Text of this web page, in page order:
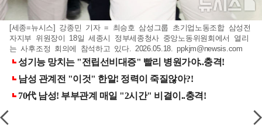
[세종=뉴시스] 강종민 기자 = 최승호 삼성그룹 초기업노동조합 삼성전
자지부 위원장이 18일 세종시 정부세종청사 중앙노동위원회에서 열리
는 사후조정 회의에 참석하고 있다. 2026.05.18.ppkjm@newsis.com